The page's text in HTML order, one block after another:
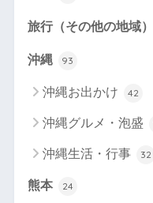
旅行（その他の地域）
沖縄 93
沖縄お出かけ 42
沖縄グルメ・泡盛
沖縄生活・行事 32
熊本 24